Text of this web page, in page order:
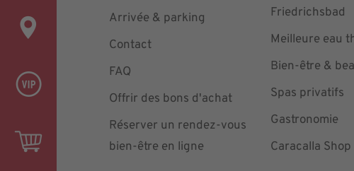
Arrivée & parking
Contact
FAQ
Offrir des bons d'achat
Réserver un rendez-vous
bien-être en ligne
Friedrichsbad
Meilleure eau
Bien-être &
Spas privatifs
Gastronomie
Caracalla Shop